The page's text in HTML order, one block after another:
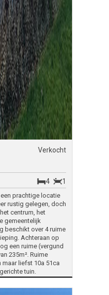
Verkocht
1
4
prachtige locatie
rustig gelegen, doch
centrum, het
gemeentelijk
beschikt over 4 ruime
Achteraan op
een ruime (vergund
235m². Ruime
liefst 10a 51ca
tuin.